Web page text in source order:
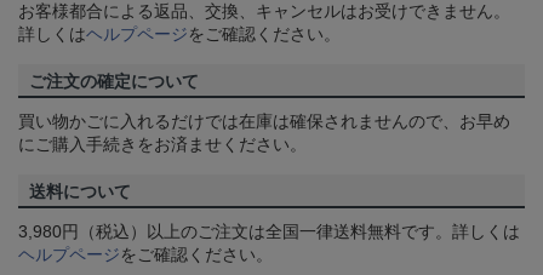
お客様都合による返品、交換、キャンセルはお受けできません。
詳しくはヘルプページをご確認ください。
ご注文の確定について
買い物かごに入れるだけでは在庫は確保されませんので、お早め
にご購入手続きをお済ませください。
送料について
3,980円（税込）以上のご注文は全国一律送料無料です。詳しくは
ヘルプページをご確認ください。